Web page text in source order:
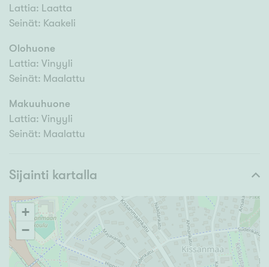
Lattia: Laatta
Seinät: Kaakeli
Olohuone
Lattia: Vinyyli
Seinät: Maalattu
Makuuhuone
Lattia: Vinyyli
Seinät: Maalattu
Sijainti kartalla
+
−